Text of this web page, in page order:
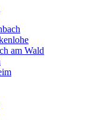
am Wald